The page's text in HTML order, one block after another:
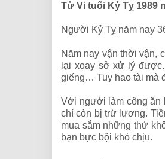
Tử Vi tuổi Kỷ Tỵ 1989
Người Kỷ Tỵ năm nay
Năm nay vận thời vận,
lại xoay sở xử lý
giếng… Tuy hao tài mà
Với người làm công ăn
chí còn bị trừ lương.
mua sắm những thứ
bạn bực bội khó chịu.